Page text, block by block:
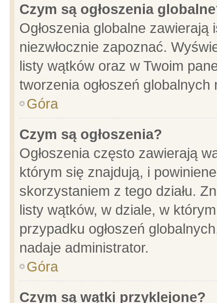
Czym są ogłoszenia
Ogłoszenia globalne
niezwłocznie zapoznać.
listy wątków oraz w Twoim
tworzenia ogłoszeń
Góra
Czym są ogłoszenia?
Ogłoszenia często zawierają
którym się znajdują, i
skorzystaniem z tego działu.
listy wątków, w dziale, w
przypadku ogłoszeń
nadaje administrator.
Góra
Czym są wątki przyklejone?